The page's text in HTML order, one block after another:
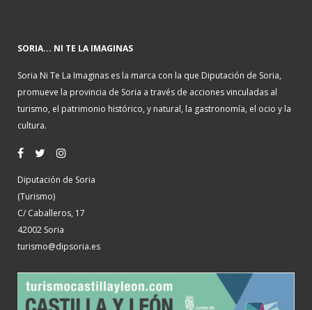
SORIA... NI TE LA IMAGINAS
Soria Ni Te La Imaginas es la marca con la que Diputación de Soria,
promueve la provincia de Soria a través de acciones vinculadas al
turismo, el patrimonio histórico, y natural, la gastronomía, el ocio y la
cultura.
Diputación de Soria
(Turismo)
C/ Caballeros, 17
42002 Soria
turismo@dipsoria.es